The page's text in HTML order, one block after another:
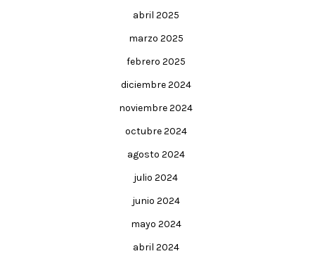
abril 2025
marzo 2025
febrero 2025
diciembre 2024
noviembre 2024
octubre 2024
agosto 2024
julio 2024
junio 2024
mayo 2024
abril 2024